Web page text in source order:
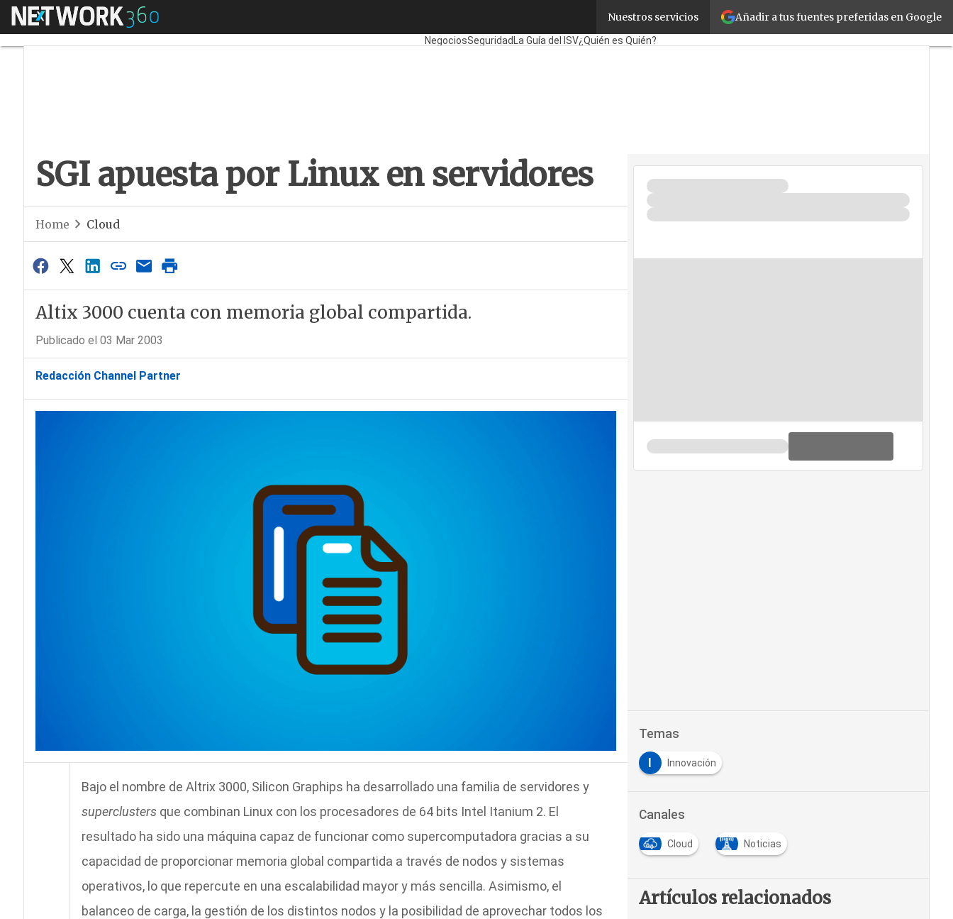
Añadir a tus fuentes preferidas en Google
Nuestros servicios
Menú CorporateRetailCloudMovilidad
NegociosSeguridad La Guía del ISV¿Quién es Quién?
SGI apuesta por Linux en servidores
Home Cloud
Altix 3000 cuenta con memoria global compartida.
Publicado el 03 Mar 2003
Redacción Channel Partner
Bajo el nombre de Altrix 3000, Silicon Graphips ha desarrollado una familia de servidores y
superclustersque combinan Linux con los procesadores de 64 bits Intel Itanium 2. El
resultado ha sido una máquina capaz de funcionar como supercomputadora gracias a su
capacidad de proporcionar memoria global compartida a través de nodos y sistemas
operativos, lo que repercute en una escalabilidad mayor y más sencilla. Asimismo, el
balanceo de carga, la gestión de los distintos nodos y la posibilidad de aprovechar todos los
Temas
Innovación
Canales
Cloud Noticias
Artículos relacionados